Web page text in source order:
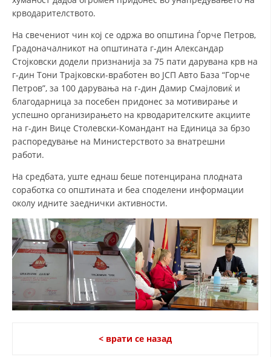
ЕДУКАТИВНО ИНФОРМАТИВНИ МАТЕРИЈАЛИ
ПОСТЕРИ
ПРЕЗЕНТАЦИИ
крводарителството.
На свечениот чин кој се одржа во општина Ѓорче Петров,
Градоначалникот на општината г-дин Александар
Стојковски додели признанија за 75 пати дарувана крв на
г-дин Тони Трајковски-вработен во ЈСП Авто База “Горче
Петров”, за 100 дарувања на г-дин Дамир Смајловиќ и
благодарница за посебен придонес за мотивирање и
успешно организирањето на крводарителските акциите
на г-дин Вице Столевски-Командант на Единица за брзо
распоредување на Министерството за внатрешни
работи.
На средбата, уште еднаш беше потенцирана плодната
соработка со општината и беа споделени информации
околу идните заеднички активности.
< врати се назад